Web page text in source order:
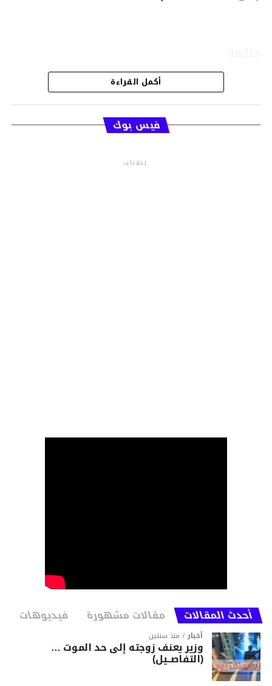
قسم الاخبار
أكمل القراءة
فيس بوك
إعلانات
أحدث المقالات مقالات مشهورة فيديوهات
أخبار منذ سنتين
وزير يعنف زوجته إلى حد الموت …
(التفاصــيل)